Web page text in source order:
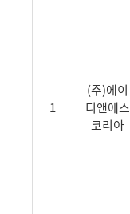
1
(주)에이
티앤에스
코리아